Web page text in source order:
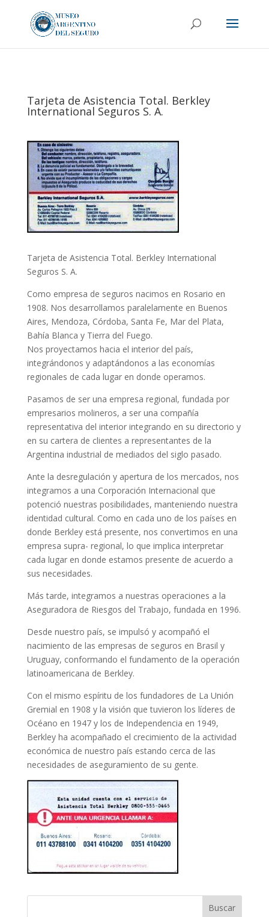
Tarjeta de Asistencia Total. Berkley
International Seguros S. A.
Tarjeta de Asistencia Total. Berkley International
Seguros S. A.
Como empresa de seguros nacimos en Rosario en
1908. Nos desarrollamos paralelamente en Buenos
Aires, Mendoza, Córdoba, Santa Fe, Mar del Plata,
Bahía Blanca y Tierra del Fuego.
Nos proyectamos hacia el interior del país,
integrándonos y adaptándonos a las economías
regionales de cada lugar en donde operamos.
Pasamos de ser una empresa regional, fundada por
empresarios molineros, a ser una compañía
representativa del interior integrando en su directorio y
en su cartera de clientes a representantes de la
Argentina industrial de mediados del siglo pasado.
Ante la desregulación y apertura de los mercados, nos
integramos a una Corporación Internacional que
potenció nuestras posibilidades, manteniendo nuestra
identidad cultural. Como en cada uno de los países en
donde Berkley está presente, nos convertimos en una
empresa supra- regional, lo que implica interpretar
cada lugar en donde estamos presente de acuerdo a
sus necesidades.
Más tarde, integramos a nuestras operaciones a la
Aseguradora de Riesgos del Trabajo, fundada en 1996.
Desde nuestro país, se impulsó y acompañó el
nacimiento de las empresas de seguros en Brasil y
Uruguay, conformando el fundamento de la operación
latinoamericana de Berkley.
Con el mismo espíritu de los fundadores de La Unión
Gremial en 1908 y la visión que tuvieron los líderes de
Océano en 1947 y los de Independencia en 1949,
Berkley ha acompañado el crecimiento de la actividad
económica de nuestro país estando cerca de las
necesidades de aseguramiento de su gente.